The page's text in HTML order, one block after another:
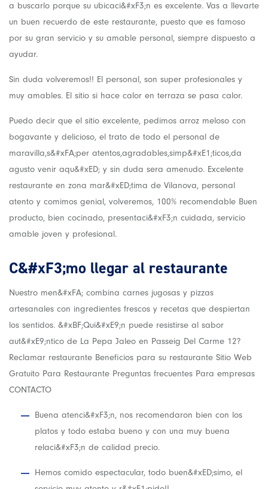
a buscarlo porque su ubicaci&#xF3;n es excelente. Vas a llevarte
un buen recuerdo de este restaurante, puesto que es famoso
por su gran servicio y su amable personal, siempre dispuesto a
ayudar.
Sin duda volveremos!! El personal, son super profesionales y
muy amables. El sitio si hace calor en terraza se pasa calor.
Puedo decir que el sitio excelente, pedimos arroz meloso con
bogavante y delicioso, el trato de todo el personal de
maravilla,s&#xFA;per atentos,agradables,simp&#xE1;ticos,da
agusto venir aqu&#xED; y sin duda sera amenudo. Excelente
restaurante en zona mar&#xED;tima de Vilanova, personal
atento y comimos genial, volveremos, 100% recomendable Buen
producto, bien cocinado, presentaci&#xF3;n cuidada, servicio
amable joven y profesional.
C&#xF3;mo llegar al restaurante
Nuestro men&#xFA; combina carnes jugosas y pizzas
artesanales con ingredientes frescos y recetas que despiertan
los sentidos. &#xBF;Qui&#xE9;n puede resistirse al sabor
aut&#xE9;ntico de La Pepa Jaleo en Passeig Del Carme 12?
Reclamar restaurante Beneficios para su restaurante Sitio Web
Gratuito Para Restaurante Preguntas frecuentes Para empresas
CONTACTO
Buena atenci&#xF3;n, nos recomendaron bien con los
platos y todo estaba bueno y con una muy buena
relaci&#xF3;n de calidad precio.
Hemos comido espectacular, todo buen&#xED;simo, el